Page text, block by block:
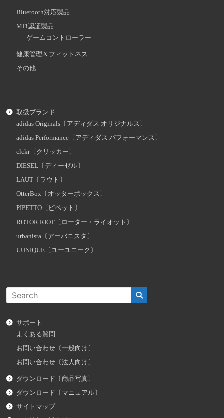
Bluetooth対応製品
MFi認証製品
ゲームコントローラー
健康管理＆フィットネス
その他
取扱ブランド
adidas Originals〔アディダス オリジナルス〕
adidas Performance〔アディダス パフォーマンス〕
clckr〔クリッカー〕
DIESEL〔ディーゼル〕
LAUT〔ラウト〕
OtterBox〔オッターボックス〕
PIPETTO〔ピペット〕
ROTOR RIOT〔ローター・ライオット〕
urbanista〔アーバニスタ〕
UUNIQUE〔ユーユニーク〕
サポート
よくある質問
お問い合わせ〔一般向け〕
お問い合わせ〔法人向け〕
ダウンロード〔商品写真〕
ダウンロード〔マニュアル〕
サイトマップ